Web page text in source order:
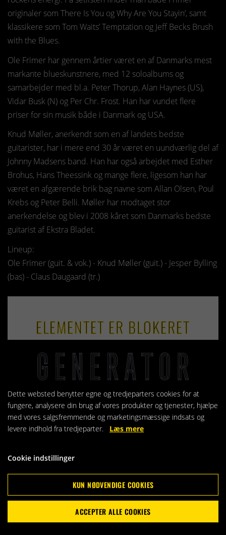
originaler som There Is You og Why Are You Stayin’, samt
klassikere som Tom Waits’ Temptation og Jeff Becks Brush
with the Blues.
Ole Frimer har gennem årtier været en af Danmarks mest
markante blueskunstnere, med 12 soloalbums og
samarbejder med bl.a. Peter Thorup, Alan Haynes (US),
Vidar Busk (N) og Per Chr. Frost. Han har vundet flere
priser for sin musik både i Danmark og USA.
Knud Møller, anerkendt som en af landets bedste
guitarister, har i mere end 30 år været en uundværlig del af
Johnny Madsens band. Han har også arbejdet med Esther
Brohus, Hans Theessink og mange flere, ligesom han har
været en afgærende brik bag navne som Allan Olsen, Poul
Krebs og Peter Belli. Møller har modtaget stor
anerkendelse og blev i 2008 kåret som Danmarks bedste
guitarist af Ekstra Bladet.
Lineup:
Ole Frimer (guit. & vok.) - Knud Møller (guit.) - Jesper Bylling
(bas) - Claus Daugaard (tr.)
ELEMENTET ER BLOKERET
Adgangen til elementet er blevet begrænset, da du
ikke har accepteret de påkrævede cookies. Denne
foranstaltning er truffet for at overholde gældende
databeskyttelseslovgivning. Du kan få adgang til
elementet ved at acceptere cookies for elementet.
KOMMENDE ARRANGEMENTER
Dette websted benytter egne og tredjeparters cookies for at
fungere, analysere din brug af vores produkter og tjenester, hjælpe
med vores salgsfremmende og marketingsmæssige indsats og
levere indhold fra tredjeparter. Læs mere
Cookie indstillinger
KUN NØDVENDIGE COOKIES
ACCEPTER ALLE COOKIES